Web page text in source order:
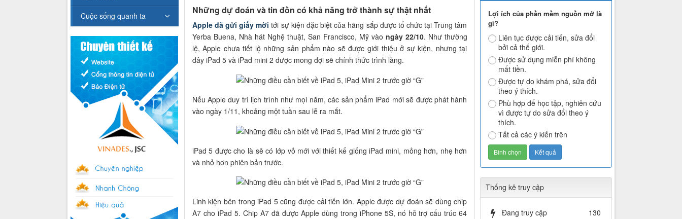
Những dự đoán và tin đồn có khả năng trở thành sự thật nhất
Apple đã gửi giấy mời tới sự kiện đặc biệt của hãng sắp được tổ chức tại Trung tâm
Yerba Buena, Nhà hát Nghệ thuật, San Francisco, Mỹ vào ngày 22/10. Như thường
lệ, Apple chưa tiết lộ những sản phẩm nào sẽ được giới thiệu ở sự kiện, nhưng tại
đây iPad 5 và iPad mini 2 được mong đợi sẽ chính thức trình làng.
Nếu Apple duy trì lịch trình như mọi năm, các sản phẩm iPad mới sẽ được phát hành
vào ngày 1/11, khoảng một tuần sau lễ ra mắt.
iPad 5 được cho là sẽ có lớp vỏ mới với thiết kế giống iPad mini, mỏng hơn, nhẹ hơn
và nhỏ hơn phiên bản trước.
Linh kiện bên trong iPad 5 cũng được cải tiến lớn. Apple được dự đoán sẽ dùng chip
A7 cho iPad 5. Chip A7 đã được Apple dùng trong iPhone 5S, nó hỗ trợ cấu trúc 64
Lợi ích của phần mềm nguồn mở là
gì?
Liên tục được cải tiến, sửa đổi
bởi cả thế giới.
Được sử dụng miễn phí không
mất tiền.
Được tự do khám phá, sửa đổi
theo ý thích.
Phù hợp để học tập, nghiên cứu
vì được tự do sửa đổi theo ý
thích.
Tất cả các ý kiến trên
Thống kê truy cập
Đang truy cập
130
Cuộc sống quanh ta